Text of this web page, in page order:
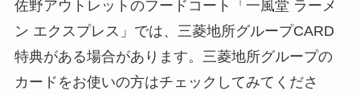
佐野アウトレットのフードコート「一風堂 ラーメ
ン エクスプレス」では、三菱地所グループCARD
特典がある場合があります。三菱地所グループの
カードをお使いの方はチェックしてみてくださ